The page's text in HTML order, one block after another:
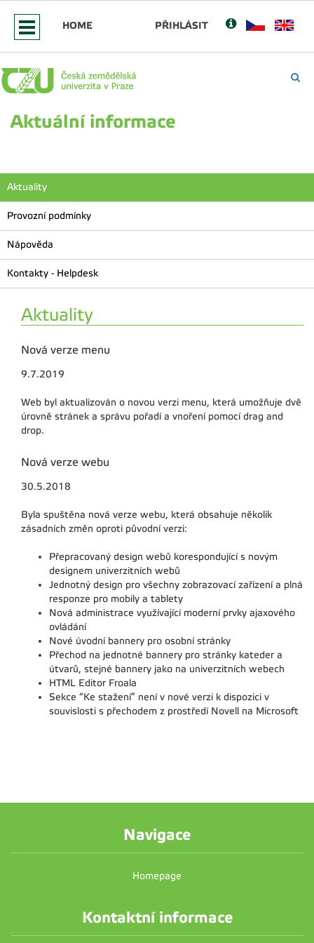
HOME PŘIHLÁSIT
Aktuální informace
Aktuality
Provozní podmínky
Nápověda
Kontakty - Helpdesk
Aktuality
Nová verze menu
9.7.2019
Web byl aktualizován o novou verzi menu, která umožňuje dvě
úrovně stránek a správu pořadí a vnoření pomocí drag and
drop.
Nová verze webu
30.5.2018
Byla spuštěna nová verze webu, která obsahuje několik
zásadních změn oproti původní verzi:
Přepracovaný design webů korespondující s novým
designem univerzitních webů
Jednotný design pro všechny zobrazovací zařízení a plná
responze pro mobily a tablety
Nová administrace využívající moderní prvky ajaxového
ovládání
Nové úvodní bannery pro osobní stránky
Přechod na jednotné bannery pro stránky kateder a
útvarů, stejné bannery jako na univerzitních webech
HTML Editor Froala
Sekce “Ke stažení” není v nové verzi k dispozici v
souvislosti s přechodem z prostředí Novell na Microsoft
Navigace
Homepage
Kontaktní informace